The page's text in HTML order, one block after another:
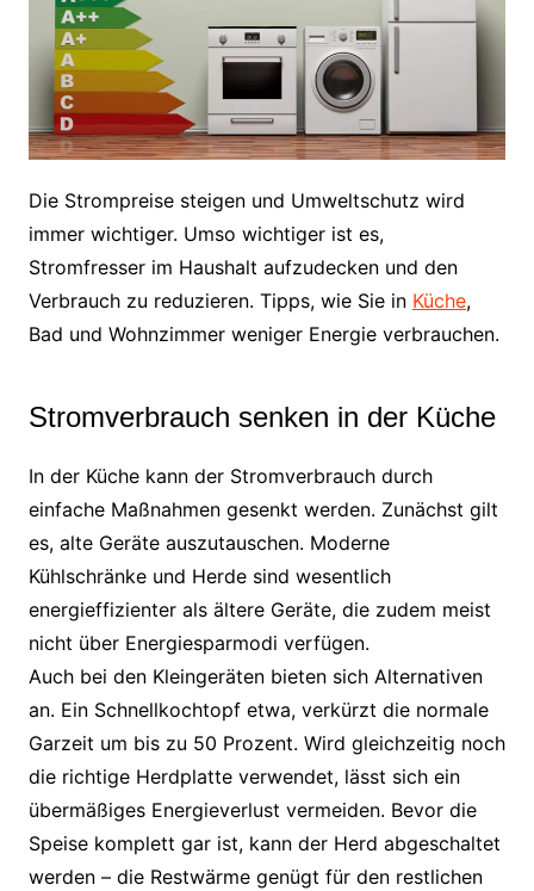
Die Strompreise steigen und Umweltschutz wird
immer wichtiger. Umso wichtiger ist es,
Stromfresser im Haushalt aufzudecken und den
Verbrauch zu reduzieren. Tipps, wie Sie in Küche,
Bad und Wohnzimmer weniger Energie verbrauchen.
Stromverbrauch senken in der Küche
In der Küche kann der Stromverbrauch durch
einfache Maßnahmen gesenkt werden. Zunächst gilt
es, alte Geräte auszutauschen. Moderne
Kühlschränke und Herde sind wesentlich
energieffizienter als ältere Geräte, die zudem meist
nicht über Energiesparmodi verfügen.
Auch bei den Kleingeräten bieten sich Alternativen
an. Ein Schnellkochtopf etwa, verkürzt die normale
Garzeit um bis zu 50 Prozent. Wird gleichzeitig noch
die richtige Herdplatte verwendet, lässt sich ein
übermäßiges Energieverlust vermeiden. Bevor die
Speise komplett gar ist, kann der Herd abgeschaltet
werden – die Restwärme genügt für den restlichen